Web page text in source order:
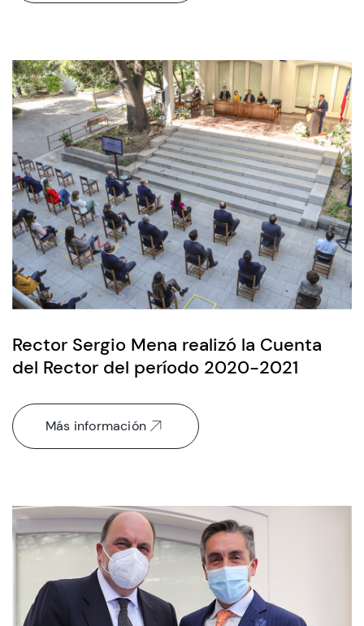
Rector Sergio Mena realizó la Cuenta
del Rector del período 2020-2021
Más información